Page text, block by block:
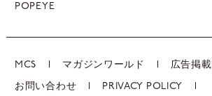
POPEYE
MCS マガジンワールド 広告掲載
お問い合わせ PRIVACY POLICY